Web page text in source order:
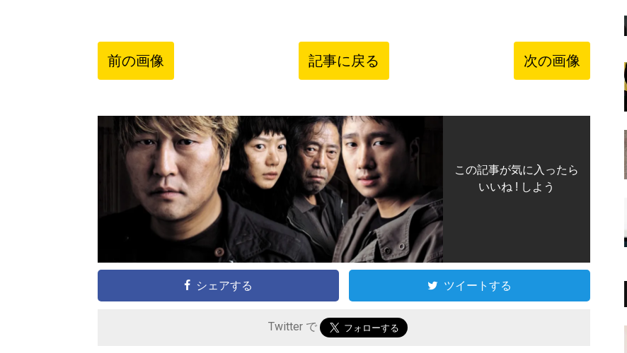
前の画像 記事に戻る 次の画像
この記事が気に入ったら
いいね ! しよう
シェアする ツイートする
Twitter で